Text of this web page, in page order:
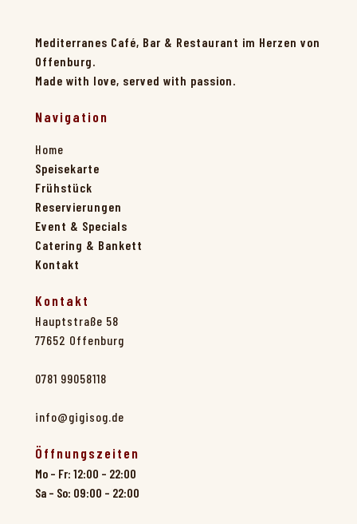
Mediterranes Café, Bar & Restaurant im Herzen von
Offenburg.
Made with love, served with passion.
Navigation
Home
Speisekarte
Frühstück
Reservierungen
Event & Specials
Catering & Bankett
Kontakt
Kontakt
Hauptstraße 58
77652 Offenburg
0781 99058118
info@gigisog.de
Öffnungszeiten
Mo – Fr: 12:00 – 22:00
Sa – So: 09:00 – 22:00